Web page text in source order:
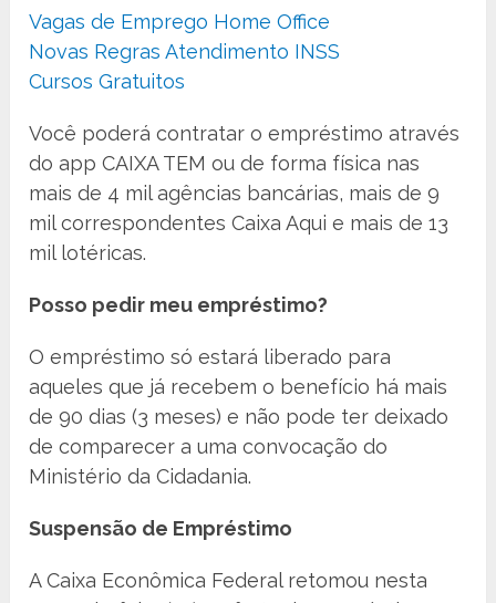
Vagas de Emprego Home Office
Novas Regras Atendimento INSS
Cursos Gratuitos
Você poderá contratar o empréstimo através
do app CAIXA TEM ou de forma física nas
mais de 4 mil agências bancárias, mais de 9
mil correspondentes Caixa Aqui e mais de 13
mil lotéricas.
Posso pedir meu empréstimo?
O empréstimo só estará liberado para
aqueles que já recebem o benefício há mais
de 90 dias (3 meses) e não pode ter deixado
de comparecer a uma convocação do
Ministério da Cidadania.
Suspensão de Empréstimo
A Caixa Econômica Federal retomou nesta